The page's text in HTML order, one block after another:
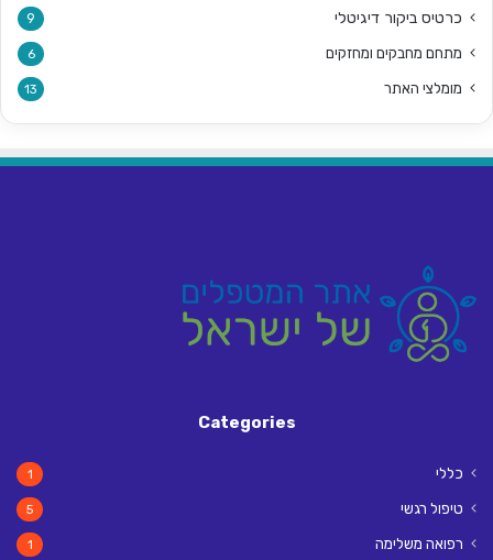
כרטיס ביקור דיגיטלי 9
מתחם מחבקים ומחזקים 6
מומלצי האתר 13
Categories
כללי 1
טיפול רגשי 5
רפואה משלימה 1